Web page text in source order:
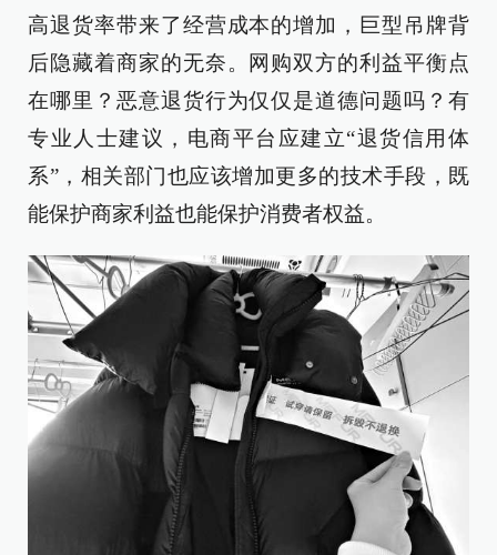
高退货率带来了经营成本的增加，巨型吊牌背
后隐藏着商家的无奈。网购双方的利益平衡点
在哪里？恶意退货行为仅仅是道德问题吗？有
专业人士建议，电商平台应建立“退货信用体
系”，相关部门也应该增加更多的技术手段，既
能保护商家利益也能保护消费者权益。